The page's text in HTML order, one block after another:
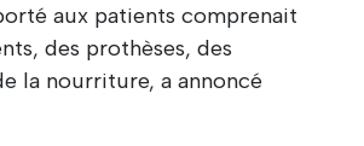
aux patients comprenait
des prothèses, des
la nourriture, a annoncé